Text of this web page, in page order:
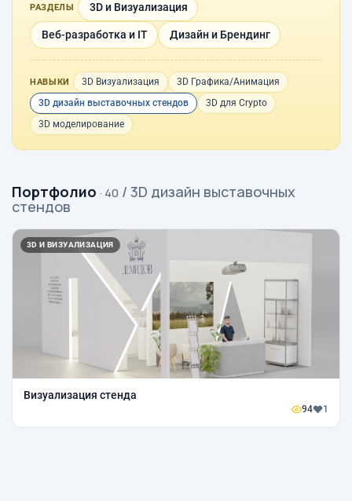
РАЗДЕЛЫ 3D и Визуализация
Веб-разработка и IT Дизайн и Брендинг
НАВЫКИ 3D Визуализация
3D Графика/Анимация
3D дизайн выставочных стендов
3D для Сrypto
3D моделирование
Портфолио · 40 / 3D дизайн выставочных
стендов
3D И ВИЗУАЛИЗАЦИЯ
Визуализация стенда
94 1